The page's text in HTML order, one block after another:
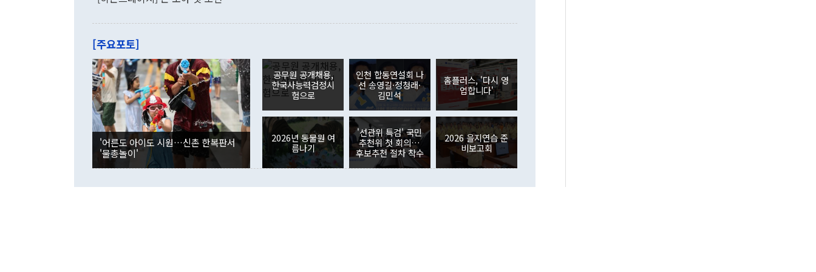
관은 업무보고 사후 브리핑에서 정 장관이 언급한 '4자 회담'에 대해 "이상
이 9월 러시아 블라디보스토크에서 열리는 '동방경제포럼(EEF)'을 언급하
며 "정부 차원에서 (참석을) 검토하고 있다"고 발언한 데 대해서도 조 장관
은 "그것은 외교부의 몫"이라며 "아직 거기까지 진도가 나가지 않았다"고
잘랐다. 정 장관이 이날 소개한 대북 구상과 설명은 정부 내 조율을 거치지
않았다는 점에서 문제가 있다. 특히 주적 표현 대체와 국호 사용, 9·19 군
사합의 복원, 4자회담 추진 등은 통일부 장관이 결정할 사안이 아니어서 월
권이라는 지적이 나오고 있다. 이 대통령은 정 장관의 업무보고를 듣고 난
뒤 "여기 업무보고에 발표했다고 승인난 건 아니다"라고 재차 확인했다. 정
부의 한 소식통은 "정 장관의 발언 내용은 대부분 국가안전보장회의(NSC)
를 거쳐 결정된 사안이 아닌 정 장관의 개인적 생각에 가깝다"며 "안보 관
련 부처 장관이 정부의 공식 정책이 아닌 사안을 추진하겠다고 업무보고를
하고 대통령의 면전에서 '국군통수권자가 나서야 한다'고 주장한 것은 심각
로 전환됐다. 본원소득수지는 배당소득을 중심으로 32억7000만달러 흑자
는 배당수입이 늘어난 데다 전월 분기배당에 따른 기저효과로 배당지급이
였던 올해 3월(369억9000만달러)을 넘어선 것이다. 직접투자에서는 내국
인의 해외투자가 80억1000만달러, 외국인의 국내투자가 46억3000만달러
각각 증가했다. 증권투자에서는 외국인의 국내 주식 매도세가 이어졌다. 외
국인의 국내 주식 투자는 차익실현 매도 등의 영향으로 316억1000만달러
감소하며 전월(-310억5000만달러)에 이어 역대 최대 순매도 기록을 다시
경신했다. 외국인의 국내 채권투자는 세계국채지수(WGBI) 자금 유입에도
분기 말 만기도래 영향으로 증가 폭이 줄어든 52억9000만달러를 기록했
다. 내국인의 해외 증권투자는 주식을 중심으로 35억6000만달러 증가했
다. eoyn2@newspim.com
[주요포토]
'어른도 아이도 시원…신촌 한복판서
'물총놀이'
공무원 공개채용,
한국사능력검정시
험으로
인천 합동연설회 나
선 송영길·정청래·
김민석
홈플러스, '다시 영
업합니다'
2026년 동물원 여
름나기
'선관위 특검' 국민
추천위 첫 회의…
후보추천 절차 착수
2026 을지연습 준
비보고회